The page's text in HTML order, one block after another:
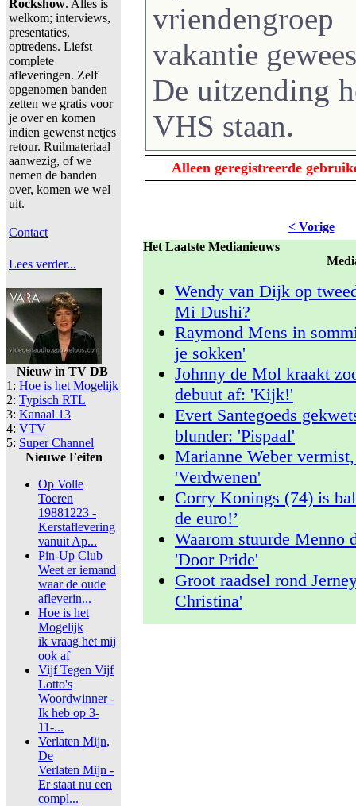
Rockshow. Alles is
welkom; interviews,
presentaties,
optredens. Liefst
complete
afleveringen. Zelf
opgenomen banden
zetten we gratis voor
je over en komen
indien gewenst netjes
retour. Ruilmateriaal
aanwezig, of we
nemen de banden
over, komen we wel
uit.
Contact
Lees verder...
Nieuw in TV DB
1: Hoe is het Mogelijk
2: Typisch RTL
3: Kanaal 13
4: VTV
5: Super Channel
Nieuwe Feiten
Op Volle
Toeren
19881223 -
Kerstaflevering
vanuit Ap...
Pin-Up Club
Weet er iemand
waar de oude
afleverin...
Hoe is het
Mogelijk
ik vraag het mij
ook af
Vijf Tegen Vijf
Lotto's
Woordwinner -
Ik heb op 3-
11-...
Verlaten Mijn,
De
Verlaten Mijn -
Er staat nu een
compl...
vakantie
De uitzending
VHS staan.
Alleen geregistreerde
< Vorige
Het Laatste Medianieuws
Wendy van Dijk op
Mi Dushi?
Raymond Mens in
je sokken'
Johnny de Mol kraakt
debuut af: 'Kijk!'
Evert Santegoeds
blunder: 'Pispaal'
Marianne Weber
'Verdwenen'
Corry Konings (74) is
de euro!’
Waarom stuurde Menno
'Door Pride'
Groot raadsel rond
Christina'